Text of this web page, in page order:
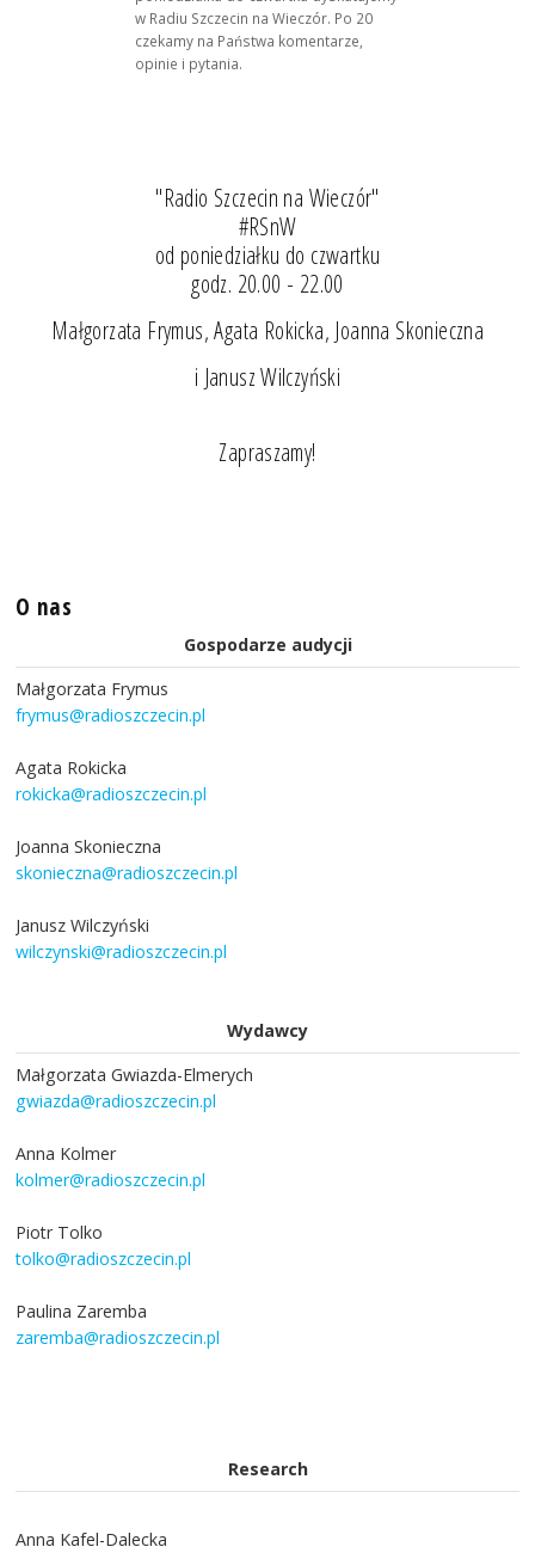
w Radiu Szczecin na Wieczór. Po 20
czekamy na Państwa komentarze,
opinie i pytania.
"Radio Szczecin na Wieczór"
#RSnW
od poniedziałku do czwartku
godz. 20.00 - 22.00
Małgorzata Frymus, Agata Rokicka, Joanna Skonieczna
i Janusz Wilczyński
Zapraszamy!
O nas
Gospodarze audycji
Małgorzata Frymus
frymus@radioszczecin.pl
Agata Rokicka
rokicka@radioszczecin.pl
Joanna Skonieczna
skonieczna@radioszczecin.pl
Janusz Wilczyński
wilczynski@radioszczecin.pl
Wydawcy
Małgorzata Gwiazda-Elmerych
gwiazda@radioszczecin.pl
Anna Kolmer
kolmer@radioszczecin.pl
Piotr Tolko
tolko@radioszczecin.pl
Paulina Zaremba
zaremba@radioszczecin.pl
Research
Anna Kafel-Dalecka